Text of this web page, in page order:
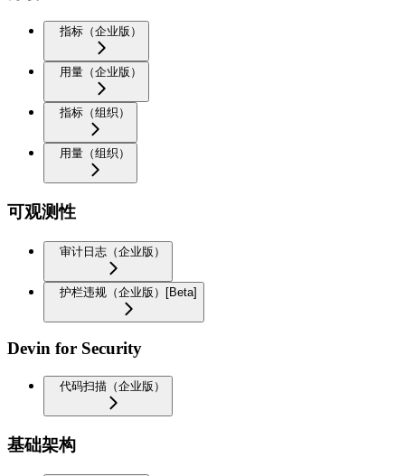
指标（企业版）
用量（企业版）
指标（组织）
用量（组织）
可观测性
审计日志（企业版）
护栏违规（企业版）[Beta]
Devin for Security
代码扫描（企业版）
基础架构